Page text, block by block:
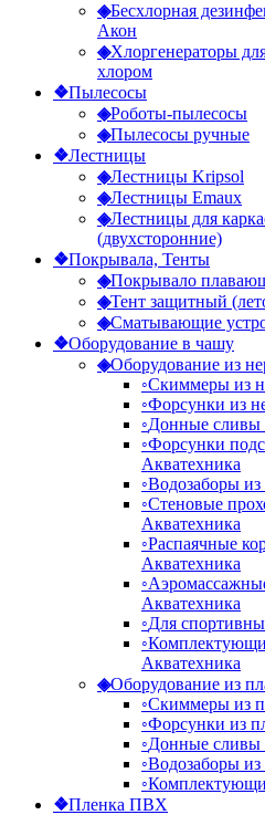
◈Бесхлорная
Акон
◈Хлоргенераторы
хлором
❖Пылесосы
◈Роботы-пылесосы
◈Пылесосы ручные
❖Лестницы
◈Лестницы Kripsol
◈Лестницы Emaux
◈Лестницы для
(двухсторонние)
❖Покрывала, Тенты
◈Покрывало
◈Тент защитный
◈Сматывающие
❖Оборудование в чашу
◈Оборудование из
◦Скиммеры из
◦Форсунки из
◦Донные сливы
◦Форсунки
Акватехника
◦Водозаборы
◦Стеновые
Акватехника
◦Распаячные
Акватехника
◦
Акватехника
◦Для
◦
Акватехника
◈Оборудование из
◦Скиммеры из
◦Форсунки из
◦Донные сливы
◦Водозаборы из
◦
❖Пленка ПВХ